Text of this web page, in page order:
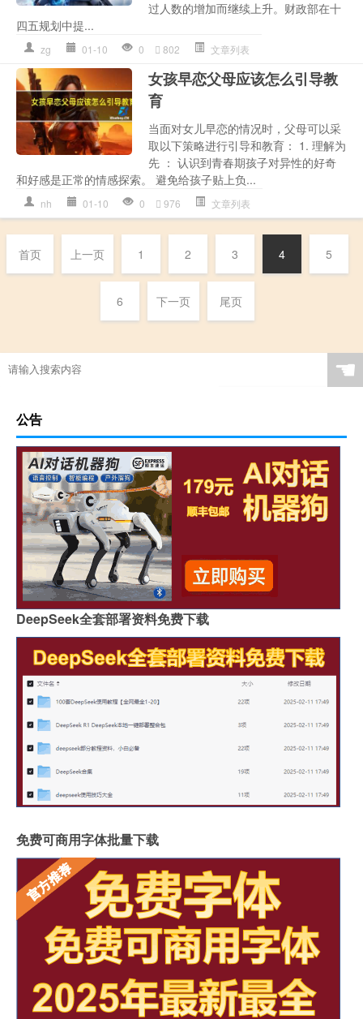
过人数的增加而继续上升。财政部在十
四五规划中提...
zg 01-10 0 802 文章列表
女孩早恋父母应该怎么引导教
育
当面对女儿早恋的情况时，父母可以采
取以下策略进行引导和教育： 1. 理解为
先 ： 认识到青春期孩子对异性的好奇
和好感是正常的情感探索。 避免给孩子贴上负...
nh 01-10 0 976 文章列表
首页 上一页 1 2 3 4 5
6 下一页 尾页
☚
公告
DeepSeek全套部署资料免费下载
免费可商用字体批量下载